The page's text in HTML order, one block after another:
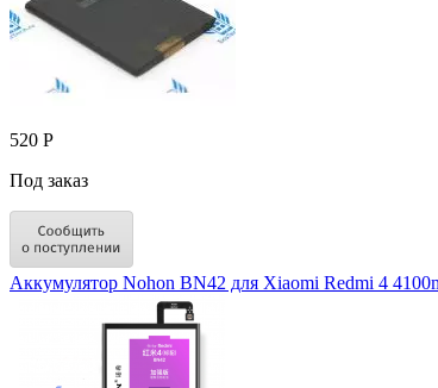
520 Р
Под заказ
Аккумулятор Nohon BN42 для Xiaomi Redmi 4